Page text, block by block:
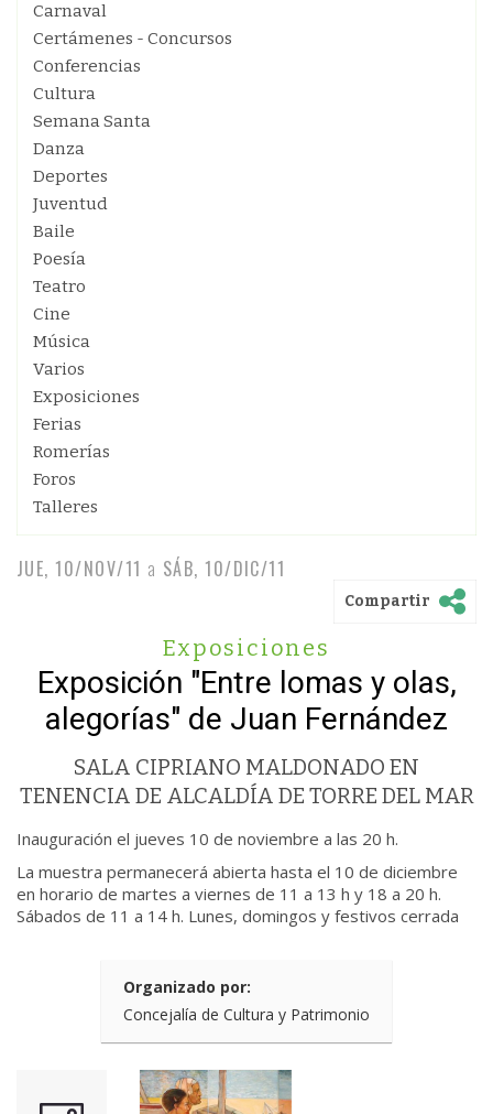
Carnaval
Certámenes - Concursos
Conferencias
Cultura
Semana Santa
Danza
Deportes
Juventud
Baile
Poesía
Teatro
Cine
Música
Varios
Exposiciones
Ferias
Romerías
Foros
Talleres
JUE, 10/NOV/11 a SÁB, 10/DIC/11
Compartir
Exposiciones
Exposición "Entre lomas y olas,
alegorías" de Juan Fernández
SALA CIPRIANO MALDONADO EN
TENENCIA DE ALCALDÍA DE TORRE DEL MAR
Inauguración el jueves 10 de noviembre a las 20 h.
La muestra permanecerá abierta hasta el 10 de diciembre
en horario de martes a viernes de 11 a 13 h y 18 a 20 h.
Sábados de 11 a 14 h. Lunes, domingos y festivos cerrada
Organizado por:
Concejalía de Cultura y Patrimonio